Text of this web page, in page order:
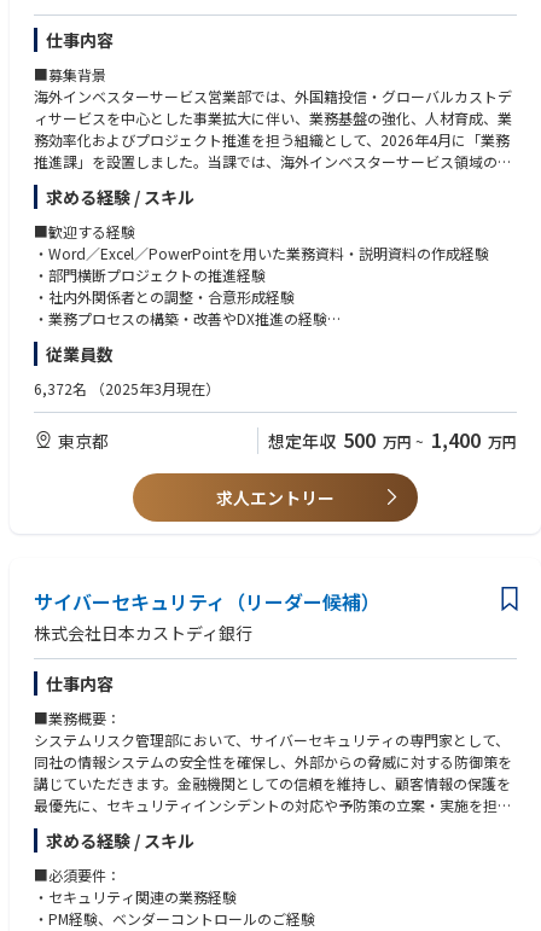
仕事内容
■募集背景
海外インベスターサービス営業部では、外国籍投信・グローバルカストデ
ィサービスを中心とした事業拡大に伴い、業務基盤の強化、人材育成、業
務効率化およびプロジェクト推進を担う組織として、2026年4月に「業務
推進課」を設置しました。当課では、海外インベスターサービス領域の持
続的な成長を支えるため、業務改革、DX推進、人材育成、ナレッジマネジ
メント等の部横断施策を推進しています。今後さらなる業務高度化・組織
力強化を実現するため、関係者を巻き込みながら主体的に変革を推進でき
る人材を募集します
■ポジション概要
海外インベスターサービス営業部全体を俯瞰しながら、新業務導入・業務
単なる運営担当ではなく、現状の課題を発見し、関係者を巻き込みながら
改善施策を企画・実行する「変革の旗振り役」を担っていただくことを期
待しています。
本ポジションでは、カストディ業務、外国籍投信業務、営業企画、人材育
成など、部門横断的な業務に携わることで、海外インベスターサービス領
は、本ポジションで培った業務理解や専門性を活かし、カストディ業務ま
たは外国籍投信に係る顧客対応業務や海外拠点の業務あるいはそれらのマ
海外インベスターサービス営業部全体に関わるプロジェクトや業務改革施
策の推進、進捗管理、課題管理および関係者調整
部門横断の業務基盤整備施策の企画立案・推進
海外拠点および関連部署との連携・調整
AI活用およびナレッジマネジメント施策の企画・推進
Power Automate、EUC等を活用した業務効率化施策の企画・運営
業務ルール・手順書整備および運営体制の高度化
3．営業企画・人材育成施策の推進
計数管理および各種管理資料の作成
人材育成施策・勉強会の企画・運営
組織ナレッジの蓄積・可視化および活用促進
求める経験 / スキル
■歓迎する経験
・Word／Excel／PowerPointを用いた業務資料・説明資料の作成経験
・部門横断プロジェクトの推進経験
・社内外関係者との調整・合意形成経験
・業務プロセスの構築・改善やDX推進の経験
・英語を用いた業務経験
・カストディ業務、資産管理業務、投資信託関連業務の経験
・関係者を巻き込みながら、自ら課題解決を推進できる方
・部門全体最適の視点で課題解決に取り組める方
・新たな知識や専門性の習得に意欲的な方
・将来的に海外インベスターサービス領域で中核的な役割を担いたい方
企画など幅広い知識を習得できます。
・部内各課に加え、海外拠点や関連部署との連携機会が多く、海外インベ
スターサービス領域における幅広い人的ネットワークと知見を築くことが
できます。
・AI活用、DX推進、業務改革など、組織の成長や競争力強化に直結する施
策に主体的に関与できます。
・将来的には、カストディ業務または外国籍投信に係る顧客対応業務へキ
ャリアを展開し、海外インベスターサービス領域の中核人材として活躍い
ただくことを期待しています。
従業員数
6,372名 （2025年3月現在）
東京都 想定年収 500 万円 ~ 1,400 万円
求人エントリー
サイバーセキュリティ（リーダー候補）
株式会社日本カストディ銀行
仕事内容
■業務概要：
システムリスク管理部において、サイバーセキュリティの専門家として、
同社の情報システムの安全性を確保し、外部からの脅威に対する防御策を
講じていただきます。金融機関としての信頼を維持し、顧客情報の保護を
最優先に、セキュリティインシデントの対応や予防策の立案・実施を担当
していただきます。
■具体的な業務内容：
・セキュリティポリシーの策定・運用
・セキュリティインシデントの監視・対応
求める経験 / スキル
■必須要件：
・セキュリティ関連の業務経験
・PM経験、ベンダーコントロールのご経験